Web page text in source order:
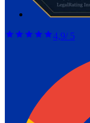
4,9/ 5